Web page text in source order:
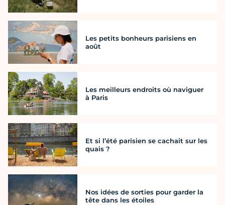
Les petits bonheurs parisiens en
août
Les meilleurs endroits où naviguer
à Paris
Et si l’été parisien se cachait sur les
quais ?
Nos idées de sorties pour garder la
tête dans les étoiles